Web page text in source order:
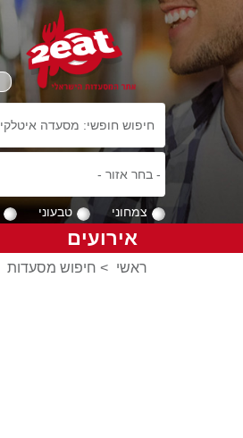
צמחוני טבעוני
אירועים
ראשי > חיפוש מסעדות